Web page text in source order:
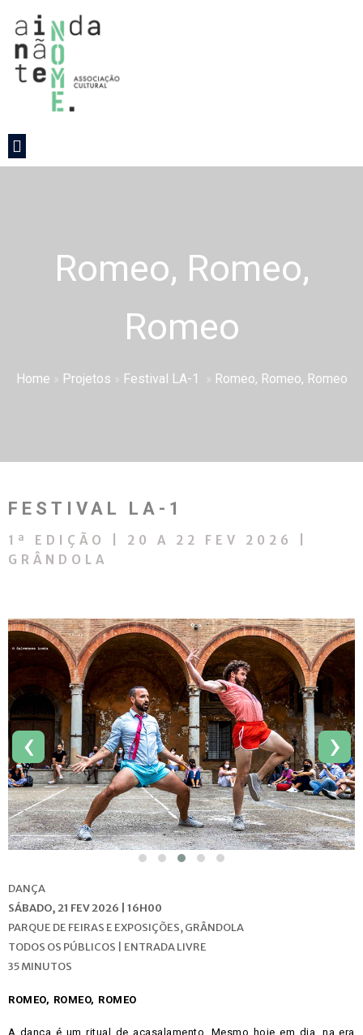
Romeo, Romeo,
Romeo
Home » Projetos » Festival LA-1 » Romeo, Romeo, Romeo
FESTIVAL LA-1
1ª EDIÇÃO | 20 A 22 FEV 2026 |
GRÂNDOLA
‹ ›
DANÇA
SÁBADO, 21 FEV 2026 | 16H00
PARQUE DE FEIRAS E EXPOSIÇÕES, GRÂNDOLA
TODOS OS PÚBLICOS | ENTRADA LIVRE
35 MINUTOS
ROMEO, ROMEO, ROMEO
A dança é um ritual de acasalamento. Mesmo hoje em dia, na era